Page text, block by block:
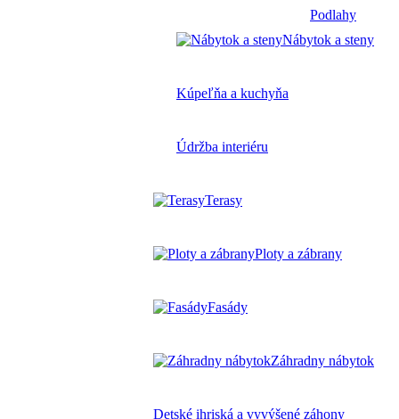
Podlahy
Nábytok a steny
Kúpeľňa a kuchyňa
Údržba interiéru
Terasy
Ploty a zábrany
Fasády
Záhradny nábytok
Detské ihriská a vyvýšené záhony